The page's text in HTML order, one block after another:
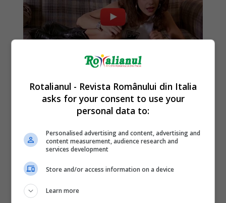
Rotalianul - Revista Românului din Italia
asks for your consent to use your
personal data to:
Personalised advertising and content, advertising and
content measurement, audience research and
services development
Store and/or access information on a device
Learn more